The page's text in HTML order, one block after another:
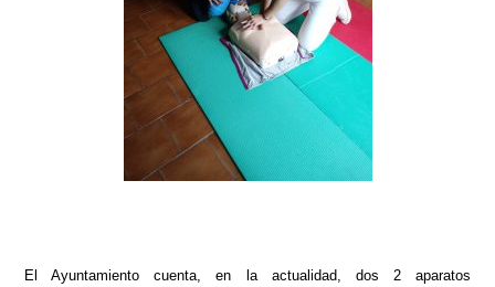
El Ayuntamiento cuenta, en la actualidad, dos 2 aparatos